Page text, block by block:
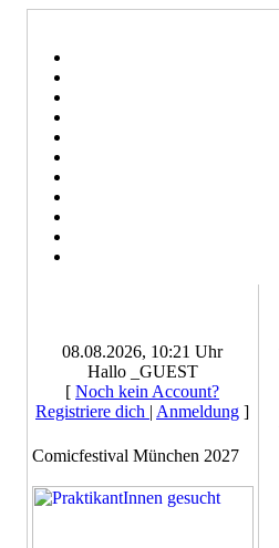
08.08.2026, 10:21 Uhr
Hallo _GUEST
[ Noch kein Account?
Registriere dich | Anmeldung ]
Comicfestival München 2027